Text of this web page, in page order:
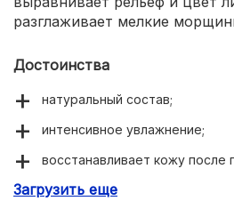
разглаживает мелкие
Достоинства
натуральный состав;
интенсивное увлажнение;
восстанавливает кожу после
Загрузить еще